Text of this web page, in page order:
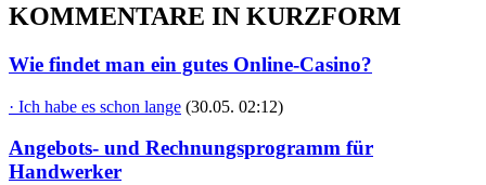
KOMMENTARE IN KURZFORM
Wie findet man ein gutes Online-Casino?
· Ich habe es schon lange (30.05. 02:12)
Angebots- und Rechnungsprogramm für
Handwerker